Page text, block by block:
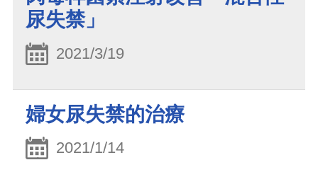
尿失禁」
2021/3/19
婦女尿失禁的治療
2021/1/14